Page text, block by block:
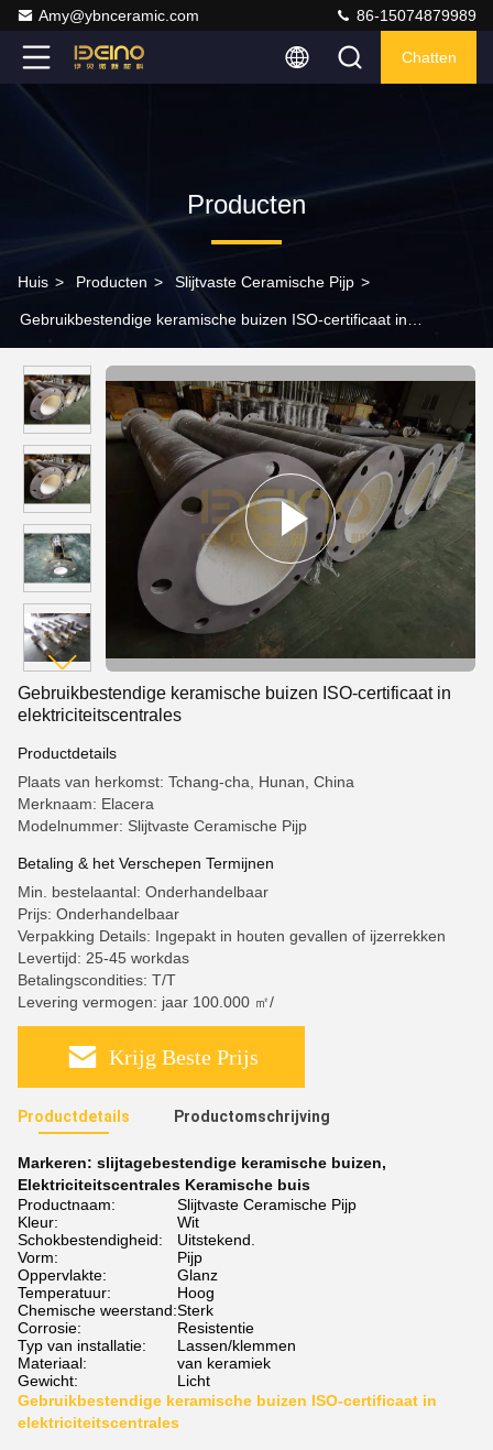
Amy@ybnceramic.com 86-15074879989
Chatten
Producten
Huis > Producten > Slijtvaste Ceramische Pijp >
Gebruikbestendige keramische buizen ISO-certificaat in
Gebruikbestendige keramische buizen ISO-certificaat in
elektriciteitscentrales
Productdetails
Plaats van herkomst: Tchang-cha, Hunan, China
Merknaam: Elacera
Modelnummer: Slijtvaste Ceramische Pijp
Betaling & het Verschepen Termijnen
Min. bestelaantal: Onderhandelbaar
Prijs: Onderhandelbaar
Verpakking Details: Ingepakt in houten gevallen of ijzerrekken
Levertijd: 25-45 workdas
Betalingscondities: T/T
Levering vermogen: jaar 100.000 ㎡/
Krijg Beste Prijs
Productdetails Productomschrijving
Markeren: slijtagebestendige keramische buizen,
Elektriciteitscentrales Keramische buis
Productnaam:
Slijtvaste Ceramische Pijp
Kleur:
Wit
Schokbestendigheid:
Uitstekend.
Vorm:
Pijp
Oppervlakte:
Glanz
Temperatuur:
Hoog
Chemische weerstand:Sterk
Corrosie:
Resistentie
Typ van installatie:
Lassen/klemmen
Materiaal:
van keramiek
Gewicht:
Licht
Gebruikbestendige keramische buizen ISO-certificaat in
elektriciteitscentrales